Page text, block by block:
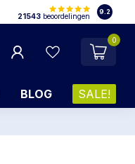
21543 beoordelingen
9.2
0
BLOG SALE!